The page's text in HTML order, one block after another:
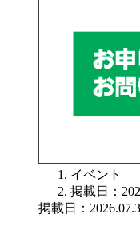
イベント
掲載日：
掲載日：